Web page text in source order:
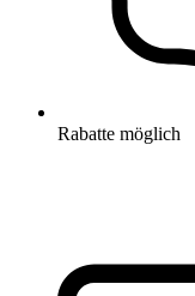
Rabatte möglich